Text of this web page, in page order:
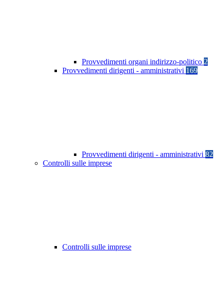
Provvedimenti organi indirizzo-politico 2
Provvedimenti dirigenti - amministrativi 169
Provvedimenti dirigenti - amministrativi 82
Controlli sulle imprese
Controlli sulle imprese